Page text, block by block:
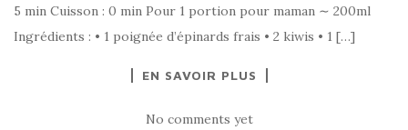
5 min Cuisson : 0 min Pour 1 portion pour maman ∼ 200ml
Ingrédients : • 1 poignée d’épinards frais • 2 kiwis • 1 […]
EN SAVOIR PLUS
No comments yet